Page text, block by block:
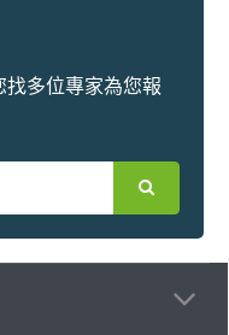
找多位專家為您報